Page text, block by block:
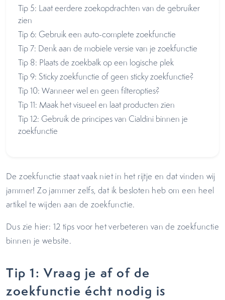
Tip 5: Laat eerdere zoekopdrachten van de gebruiker
zien
Tip 6: Gebruik een auto-complete zoekfunctie
Tip 7: Denk aan de mobiele versie van je zoekfunctie
Tip 8: Plaats de zoekbalk op een logische plek
Tip 9: Sticky zoekfunctie of geen sticky zoekfunctie?
Tip 10: Wanneer wel en geen filteropties?
Tip 11: Maak het visueel en laat producten zien
Tip 12: Gebruik de principes van Cialdini binnen je
zoekfunctie
De zoekfunctie staat vaak niet in het rijtje en dat vinden wij
jammer! Zo jammer zelfs, dat ik besloten heb om een heel
artikel te wijden aan de zoekfunctie.
Dus zie hier: 12 tips voor het verbeteren van de zoekfunctie
binnen je website.
Tip 1: Vraag je af of de
zoekfunctie écht nodig is